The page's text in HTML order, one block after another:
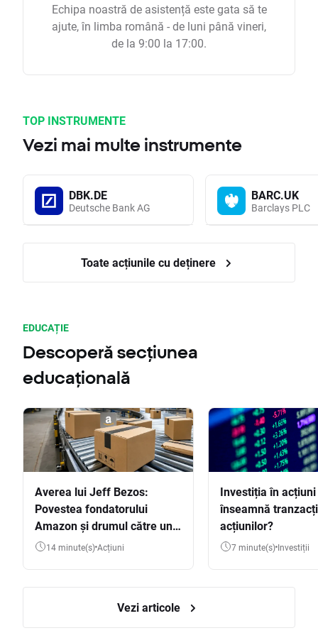
Echipa noastră de asistență este gata să te
ajute, în limba română - de luni până vineri,
de la 9:00 la 17:00.
TOP INSTRUMENTE
Vezi mai multe instrumente
DBK.DE
Deutsche Bank AG
BARC.UK
Barclays PLC
Toate acțiunile cu deținere
EDUCAȚIE
Descoperă secțiunea
educațională
Averea lui Jeff Bezos:
Povestea fondatorului
Amazon și drumul către una
dintre cele mai mari averi
14 minute(s) Acțiuni
Investiția în
înseamnă
acțiunilor?
7 minute(s) Investiții
Vezi articole